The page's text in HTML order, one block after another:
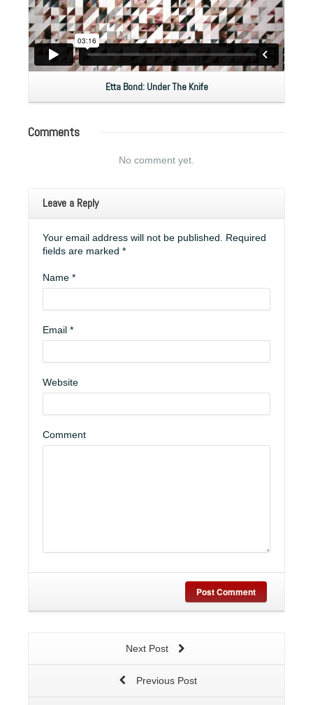
Etta Bond: Under The Knife
Comments
No comment yet.
Leave a Reply
Your email address will not be published. Required
fields are marked *
Name *
Email *
Website
Comment
Post Comment
Next Post
Previous Post